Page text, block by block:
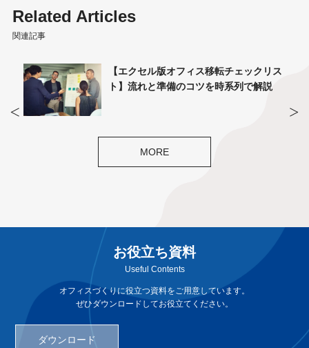
Related Articles
関連記事
【エクセル版オフィス移転チェックリス
ト】流れと準備のコツを時系列で解説
MORE
お役立ち資料
Useful Contents
オフィスづくりに役立つ資料をご用意しています。
ぜひダウンロードしてお役立てください。
ダウンロード